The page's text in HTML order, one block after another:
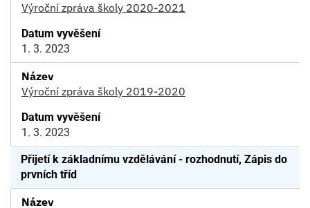
Výroční zpráva školy 2020-2021
1. 3. 2023
Výroční zpráva školy 2019-2020
1. 3. 2023
Přijetí k základnímu vzdělávání - rozhodnutí, Zápis do
prvních tříd